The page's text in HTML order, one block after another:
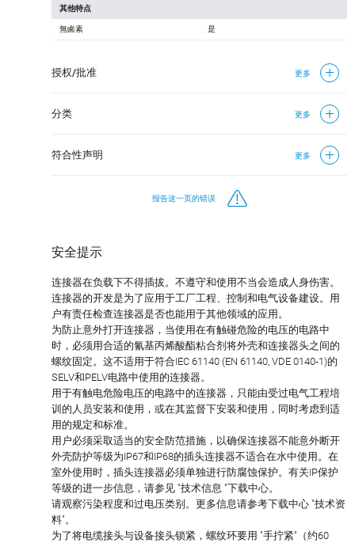
其他特点
無鹵素 是
授权/批准 更多
分类 更多
符合性声明 更多
报告这一页的错误
安全提示
连接器在负载下不得插拔。不遵守和使用不当会造成人身伤害。
连接器的开发是为了应用于工厂工程、控制和电气设备建设。用
户有责任检查连接器是否也能用于其他领域的应用。
为防止意外打开连接器，当使用在有触碰危险的电压的电路中
时，必须用合适的氰基丙烯酸酯粘合剂将外壳和连接器头之间的
螺纹固定。这不适用于符合IEC 61140 (EN 61140, VDE 0140-1)的
SELV和PELV电路中使用的连接器。
用于有触电危险电压的电路中的连接器，只能由受过电气工程培
训的人员安装和使用，或在其监督下安装和使用，同时考虑到适
用的规定和标准。
用户必须采取适当的安全防范措施，以确保连接器不能意外断开
外壳防护等级为IP67和IP68的插头连接器不适合在水中使用。在
室外使用时，插头连接器必须单独进行防腐蚀保护。有关IP保护
等级的进一步信息，请参见 "技术信息 "下载中心。
请观察污染程度和过电压类别。更多信息请参考下载中心 "技术资
料"。
为了将电缆接头与设备接头锁紧，螺纹环要用 "手拧紧"（约60